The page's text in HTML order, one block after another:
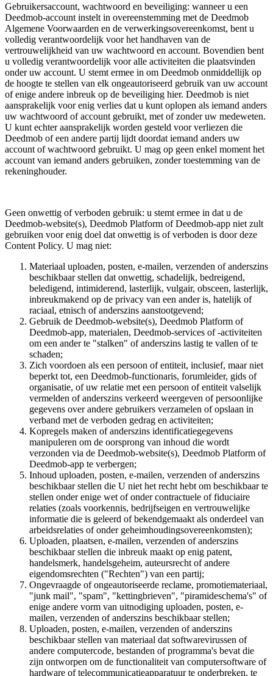
Gebruikersaccount, wachtwoord en beveiliging: wanneer u een
Deedmob-account instelt in overeenstemming met de Deedmob
Algemene Voorwaarden en de verwerkingsovereenkomst, bent u
volledig verantwoordelijk voor het handhaven van de
vertrouwelijkheid van uw wachtwoord en account. Bovendien bent
u volledig verantwoordelijk voor alle activiteiten die plaatsvinden
onder uw account. U stemt ermee in om Deedmob onmiddellijk op
de hoogte te stellen van elk ongeautoriseerd gebruik van uw account
of enige andere inbreuk op de beveiliging hier. Deedmob is niet
aansprakelijk voor enig verlies dat u kunt oplopen als iemand anders
uw wachtwoord of account gebruikt, met of zonder uw medeweten.
U kunt echter aansprakelijk worden gesteld voor verliezen die
Deedmob of een andere partij lijdt doordat iemand anders uw
account of wachtwoord gebruikt. U mag op geen enkel moment het
account van iemand anders gebruiken, zonder toestemming van de
rekeninghouder.
Geen onwettig of verboden gebruik: u stemt ermee in dat u de
Deedmob-website(s), Deedmob Platform of Deedmob-app niet zult
gebruiken voor enig doel dat onwettig is of verboden is door deze
Content Policy. U mag niet:
Materiaal uploaden, posten, e-mailen, verzenden of anderszins
beschikbaar stellen dat onwettig, schadelijk, bedreigend,
beledigend, intimiderend, lasterlijk, vulgair, obsceen, lasterlijk,
inbreukmakend op de privacy van een ander is, hatelijk of
raciaal, etnisch of anderszins aanstootgevend;
Gebruik de Deedmob-website(s), Deedmob Platform of
Deedmob-app, materialen, Deedmob-services of -activiteiten
om een ​​ander te "stalken" of anderszins lastig te vallen of te
schaden;
Zich voordoen als een persoon of entiteit, inclusief, maar niet
beperkt tot, een Deedmob-functionaris, forumleider, gids of
organisatie, of uw relatie met een persoon of entiteit valselijk
vermelden of anderszins verkeerd weergeven of persoonlijke
gegevens over andere gebruikers verzamelen of opslaan in
verband met de verboden gedrag en activiteiten;
Kopregels maken of anderszins identificatiegegevens
manipuleren om de oorsprong van inhoud die wordt
verzonden via de Deedmob-website(s), Deedmob Platform of
Deedmob-app te verbergen;
Inhoud uploaden, posten, e-mailen, verzenden of anderszins
beschikbaar stellen die U niet het recht hebt om beschikbaar te
stellen onder enige wet of onder contractuele of fiduciaire
relaties (zoals voorkennis, bedrijfseigen en vertrouwelijke
informatie die is geleerd of bekendgemaakt als onderdeel van
arbeidsrelaties of onder geheimhoudingsovereenkomsten);
Uploaden, plaatsen, e-mailen, verzenden of anderszins
beschikbaar stellen die inbreuk maakt op enig patent,
handelsmerk, handelsgeheim, auteursrecht of andere
eigendomsrechten ("Rechten") van een partij;
Ongevraagde of ongeautoriseerde reclame, promotiemateriaal,
"junk mail", "spam", "kettingbrieven", "piramideschema's" of
enige andere vorm van uitnodiging uploaden, posten, e-
mailen, verzenden of anderszins beschikbaar stellen;
Uploaden, posten, e-mailen, verzenden of anderszins
beschikbaar stellen van materiaal dat softwarevirussen of
andere computercode, bestanden of programma's bevat die
zijn ontworpen om de functionaliteit van computersoftware of
hardware of telecommunicatieapparatuur te onderbreken, te